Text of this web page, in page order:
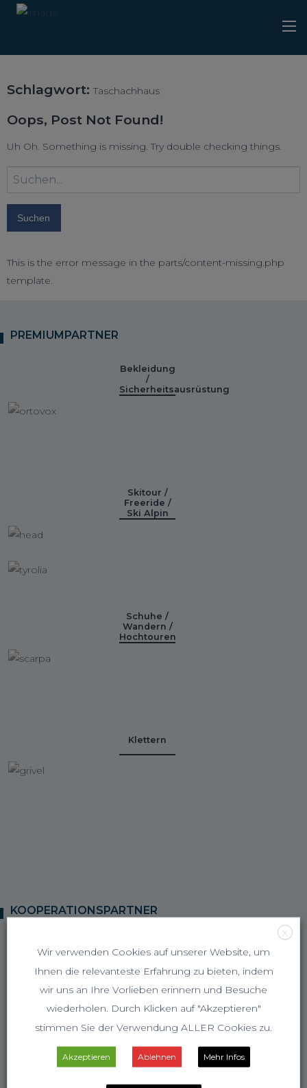
Schlagwort:Taschachhaus
Oops, Post Not Found!
Uh Oh. Something is missing. Try double checking things.
Suchbegriff
eingeben:
This is the error message in the parts/content-missing.php
template.
PREMIUMPARTNER
Bekleidung
/
Sicherheitsausrüstung
Skitour /
Freeride /
Ski Alpin
Schuhe /
Wandern /
Hochtouren
Klettern
KOOPERATIONSPARTNER
X
Wir verwenden Cookies auf unserer Website, um
Ihnen die relevanteste Erfahrung zu bieten, indem
wir uns an Ihre Vorlieben erinnern und Besuche
wiederholen. Durch Klicken auf "Akzeptieren"
stimmen Sie der Verwendung ALLER Cookies zu.
Akzeptieren Ablehnen Mehr Infos